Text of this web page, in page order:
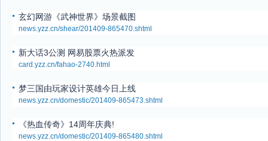
玄幻网游《武神世界》场景截图
news.yzz.cn/shear/201409-865470.shtml
新大话3公测 网易股票火热派发
card.yzz.cn/fahao-2740.html
梦三国由玩家设计英雄今日上线
news.yzz.cn/domestic/201409-865473.shtml
《热血传奇》14周年庆典!
news.yzz.cn/domestic/201409-865480.shtml